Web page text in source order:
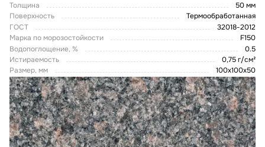
Толщина
50 мм
Поверхность
Термообработанная
ГОСТ
32018-2012
Марка по морозостойкости
F150
Водопоглощение, %
0.5
Истираемость
0,75 г/см²
Размер, мм
100х100х50